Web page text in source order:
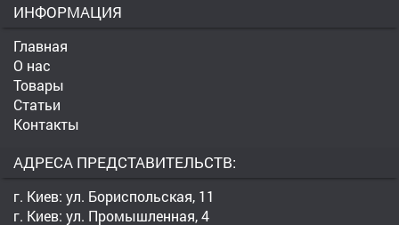
ИНФОРМАЦИЯ
Главная
О нас
Товары
Статьи
Контакты
АДРЕСА ПРЕДСТАВИТЕЛЬСТВ:
г. Киев: ул. Бориспольская, 11
г. Киев: ул. Промышленная, 4